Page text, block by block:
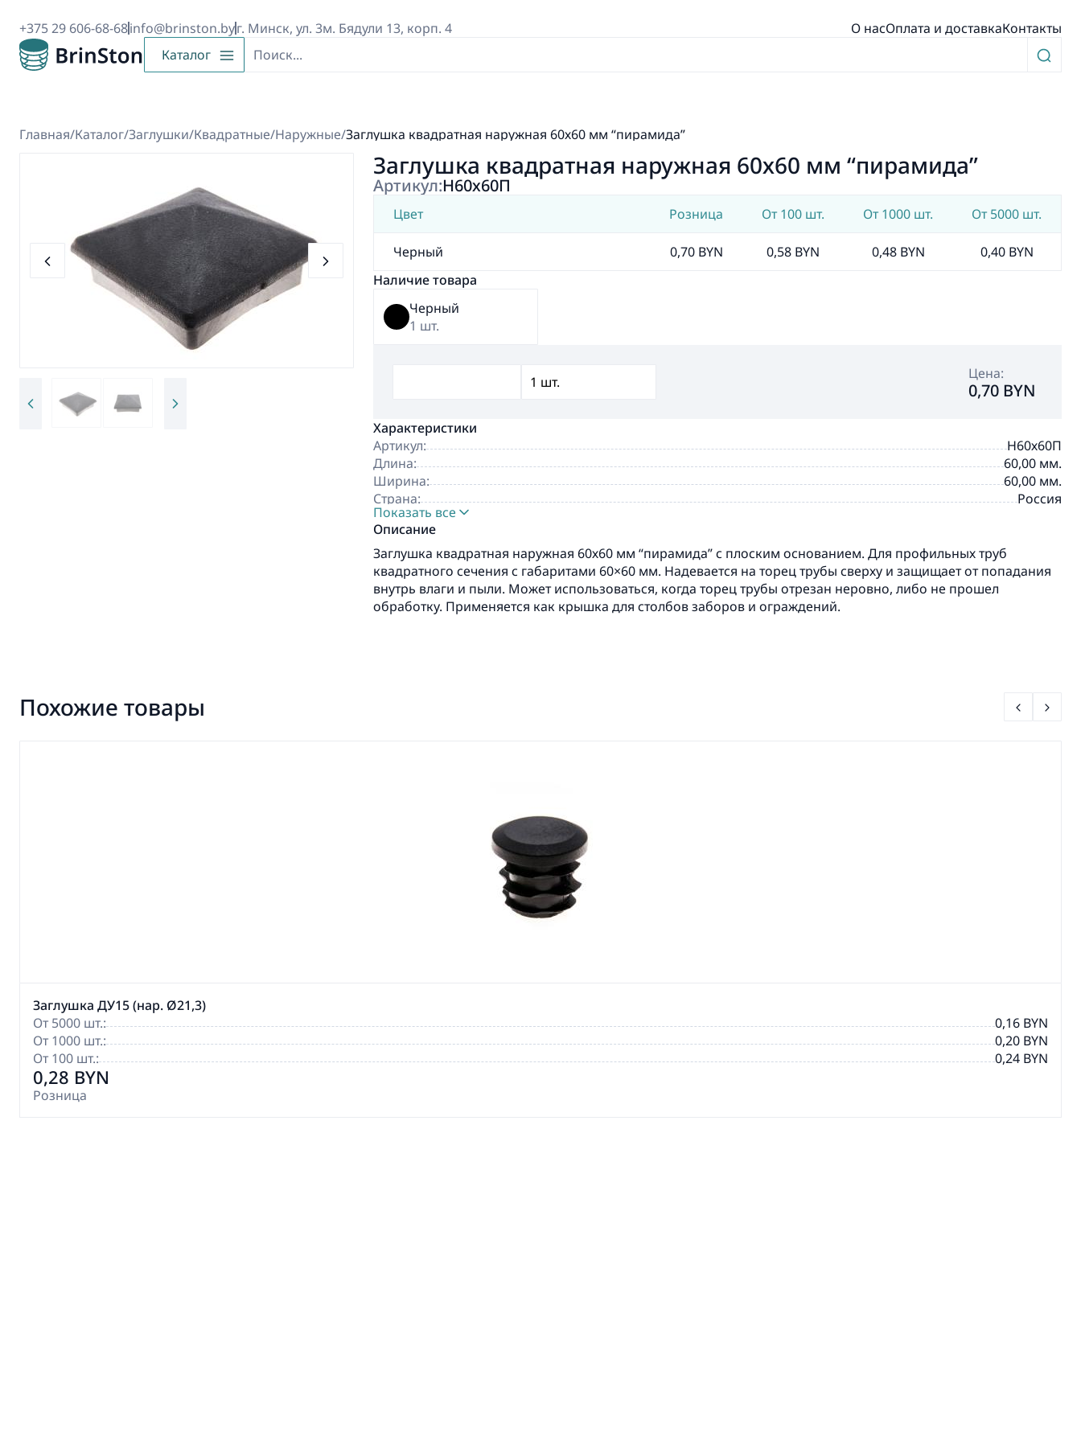
+375 29 606-68-68info@brinston.byг. Минск, ул. 3м. Бядули 13, корп. 4 О насОплата и доставкаКонтакты
Каталог
Главная/Каталог/Заглушки/Квадратные/Наружные/Заглушка квадратная наружная 60х60 мм “пирамида”
Заглушка квадратная наружная 60х60 мм “пирамида”
Артикул:Н60х60П
Цвет Розница От 100 шт. От 1000 шт. От 5000 шт.
Черный 0,70 BYN 0,58 BYN 0,48 BYN
0,40 BYN
Наличие товара
Черный
1 шт.
Цена:
0,70 BYN
Характеристики
Артикул:
Н60х60П
Длина:
60,00 мм.
Ширина:
60,00 мм.
Страна:
Россия
Производитель:
Показать все
Описание
Заглушка квадратная наружная 60х60 мм “пирамида” с плоским основанием. Для профильных труб
квадратного сечения с габаритами 60×60 мм. Надевается на торец трубы сверху и защищает от попадания
внутрь влаги и пыли. Может использоваться, когда торец трубы отрезан неровно, либо не прошел
обработку. Применяется как крышка для столбов заборов и ограждений.
Похожие товары
Заглушка ДУ15 (нар. Ø21,3)
От 5000 шт.:
0,16 BYN
От 1000 шт.:
0,20 BYN
От 100 шт.:
0,24 BYN
0,28 BYN
Розница